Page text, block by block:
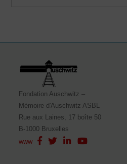
Fondation Auschwitz –
Mémoire d'Auschwitz ASBL
Rue aux Laines, 17 boîte 50
B-1000 Bruxelles
www